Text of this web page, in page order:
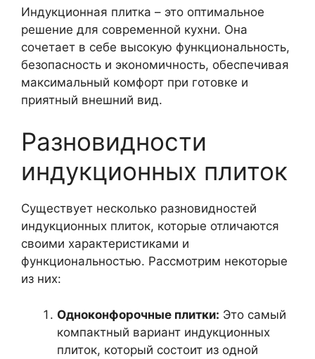
Индукционная плитка – это оптимальное
решение для современной кухни. Она
сочетает в себе высокую функциональность,
безопасность и экономичность, обеспечивая
максимальный комфорт при готовке и
приятный внешний вид.
Разновидности
индукционных плиток
Существует несколько разновидностей
индукционных плиток, которые отличаются
своими характеристиками и
функциональностью. Рассмотрим некоторые
из них:
Одноконфорочные плитки: Это самый
компактный вариант индукционных
плиток, который состоит из одной